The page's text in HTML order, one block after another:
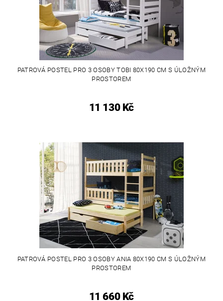
PATROVÁ POSTEL PRO 3 OSOBY TOBI 80X190 CM S ÚLOŽNÝM
PROSTOREM
11 130 Kč
PATROVÁ POSTEL PRO 3 OSOBY ANIA 80X190 CM S ÚLOŽNÝM
PROSTOREM
11 660 Kč